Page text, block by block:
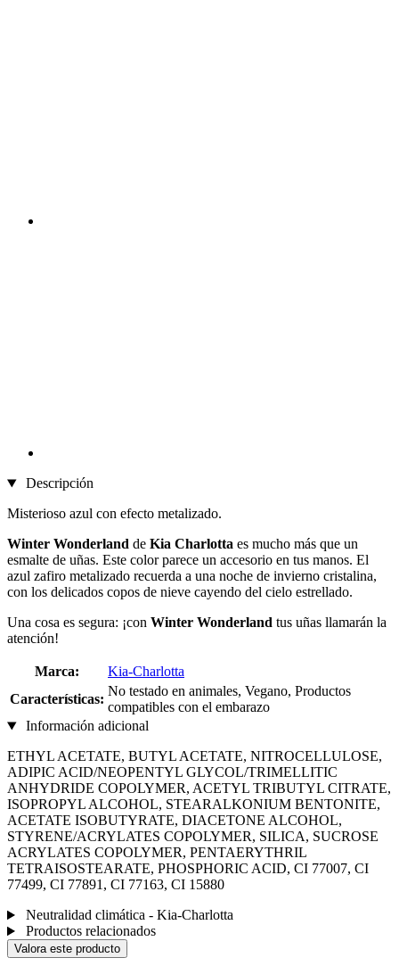
Descripción
Misterioso azul con efecto metalizado.
Winter Wonderland de Kia Charlotta es mucho más que un
esmalte de uñas. Este color parece un accesorio en tus manos. El
azul zafiro metalizado recuerda a una noche de invierno cristalina,
con los delicados copos de nieve cayendo del cielo estrellado.
Una cosa es segura: ¡con Winter Wonderland tus uñas llamarán la
atención!
Marca:
Kia-Charlotta
Características:
No testado en animales, Vegano, Productos
compatibles con el embarazo
Información adicional
ETHYL ACETATE, BUTYL ACETATE, NITROCELLULOSE,
ADIPIC ACID/NEOPENTYL GLYCOL/TRIMELLITIC
ANHYDRIDE COPOLYMER, ACETYL TRIBUTYL CITRATE,
ISOPROPYL ALCOHOL, STEARALKONIUM BENTONITE,
ACETATE ISOBUTYRATE, DIACETONE ALCOHOL,
STYRENE/ACRYLATES COPOLYMER, SILICA, SUCROSE
ACRYLATES COPOLYMER, PENTAERYTHRIL
TETRAISOSTEARATE, PHOSPHORIC ACID, CI 77007, CI
77499, CI 77891, CI 77163, CI 15880
Neutralidad climática - Kia-Charlotta
Productos relacionados
Valora este producto